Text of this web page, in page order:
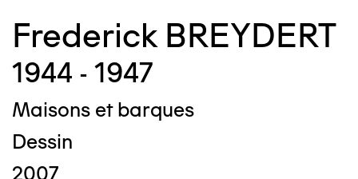
Frederick BREYDERT
1944 - 1947
Maisons et barques
Dessin
2007